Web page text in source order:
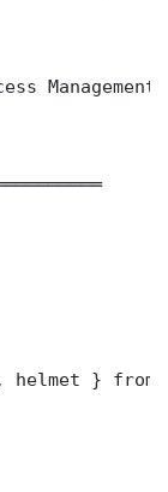
Management
} from